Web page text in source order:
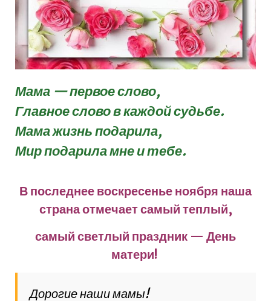
Мама — первое слово,
Главное слово в каждой судьбе.
Мама жизнь подарила,
Мир подарила мне и тебе.
В последнее воскресенье ноября наша
страна отмечает самый теплый,
самый светлый праздник — День
матери!
Дорогие наши мамы!